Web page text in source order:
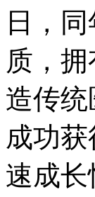
日，
质，
造传
成功
速成长